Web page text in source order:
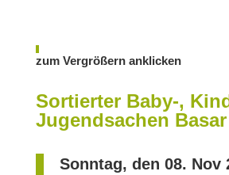
zum Ver­grö­ßern ankli­cken
Sortierter Baby‑,
Jugendsachen Basar
Sonn­tag, den 08. Nov